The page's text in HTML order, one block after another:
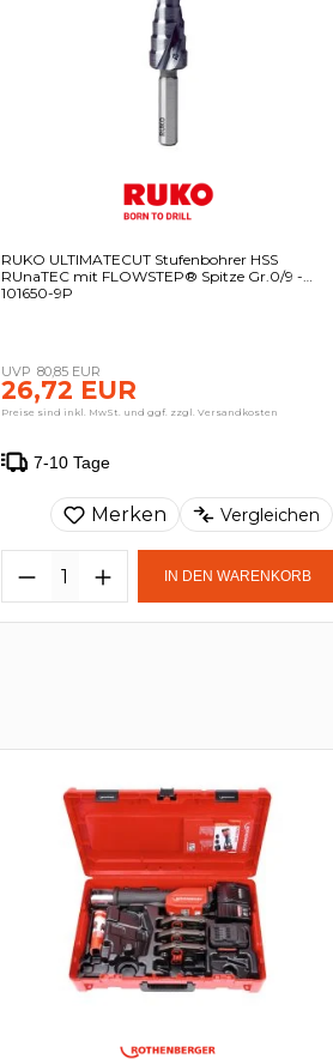
RUKO ULTIMATECUT Stufenbohrer HSS
RUnaTEC mit FLOWSTEP® Spitze Gr.0/9 -
101650-9P
80,85 EUR
26,72 EUR
Preise sind inkl. MwSt. und ggf. zzgl. Versandkosten
7-10 Tage
Merken Vergleichen
IN DEN WARENKORB